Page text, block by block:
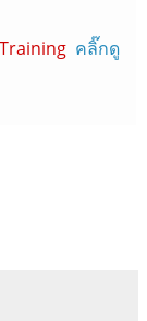
คลิ๊กดู